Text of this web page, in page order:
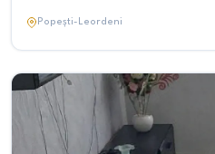
Popești-Leordeni